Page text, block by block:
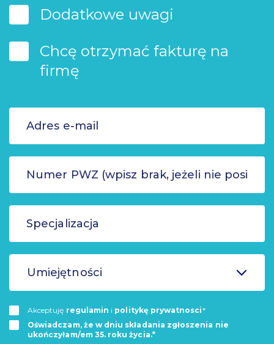
Dodatkowe uwagi
Chcę otrzymać fakturę na
firmę
Umiejętności
Akceptuję regulamin i politykę prywatnosci*
Oświadczam, że w dniu składania zgłoszenia nie
ukończyłam/em 35. roku życia.*